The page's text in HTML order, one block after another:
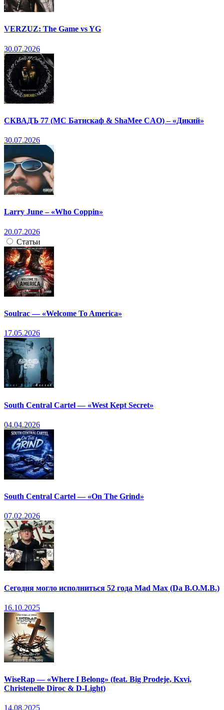
VERZUZ: The Game vs YG
30.07.2026
СКВАДЪ 77 (МС Батискаф & ShaMee CAO) – «Дикий»
30.07.2026
Larry June – «Who Coppin»
20.07.2026
Статьи
Soulrac — «Welcome To America»
17.05.2026
South Central Cartel — «West Kept Secret»
04.04.2026
South Central Cartel — «On The Grind»
07.02.2026
Сегодня могло исполниться 52 года Mad Max (Da B.O.M.B.)
16.10.2025
WiseRap — «Where I Belong» (feat. Big Prodeje, Kxvi,
Christenelle Diroc & D-Light)
14.08.2025